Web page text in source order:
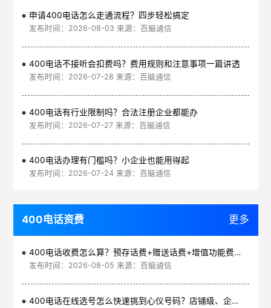
申请400电话怎么走通流程？四步轻松搞定
发布时间：2026-08-03 来源：百脑通信
400电话不接听会扣费吗？费用规则和注意事项一篇讲透
发布时间：2026-07-28 来源：百脑通信
400电话有行业限制吗？合法注册企业都能办
发布时间：2026-07-27 来源：百脑通信
400电话办理有门槛吗？小企业也能用得起
发布时间：2026-07-24 来源：百脑通信
400电话资费 更多
400电话收费怎么算？预存话费+赠送话费+增值功能费透明实惠
发布时间：2026-08-05 来源：百脑通信
400电话在线选号怎么快速挑到心仪号码？店铺级、企业级、集团级一次看清